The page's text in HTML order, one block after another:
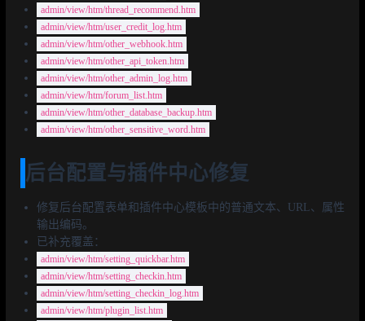
admin/view/htm/thread_recommend.htm
admin/view/htm/user_credit_log.htm
admin/view/htm/other_webhook.htm
admin/view/htm/other_api_token.htm
admin/view/htm/other_admin_log.htm
admin/view/htm/forum_list.htm
admin/view/htm/other_database_backup.htm
admin/view/htm/other_sensitive_word.htm
后台配置与插件中心修复
修复后台配置表单和插件中心模板中的普通文本、URL、属性
输出编码。
已补充覆盖：
admin/view/htm/setting_quickbar.htm
admin/view/htm/setting_checkin.htm
admin/view/htm/setting_checkin_log.htm
admin/view/htm/plugin_list.htm